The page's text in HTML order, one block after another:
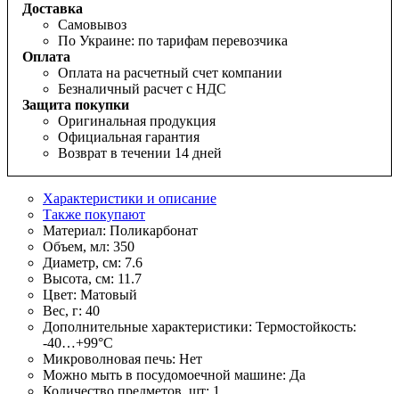
Характеристики и описание
Также покупают
Материал: Поликарбонат
Объем, мл: 350
Диаметр, см: 7.6
Высота, см: 11.7
Цвет: Матовый
Вес, г: 40
Дополнительные характеристики: Термостойкость:
-40…+99°С
Микроволновая печь: Нет
Можно мыть в посудомоечной машине: Да
Доставка
Самовывоз
По Украине: по тарифам перевозчика
Оплата
Оплата на расчетный счет компании
Безналичный расчет с НДС
Защита покупки
Оригинальная продукция
Официальная гарантия
Возврат в течении 14 дней